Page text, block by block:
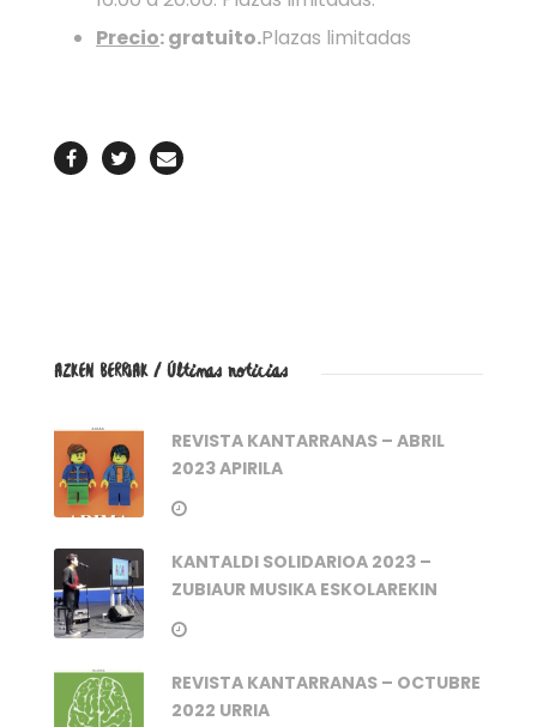
Precio: gratuito.Plazas limitadas
AZKEN BERRIAK / Últimas noticias
REVISTA KANTARRANAS – ABRIL
2023 APIRILA
KANTALDI SOLIDARIOA 2023 –
ZUBIAUR MUSIKA ESKOLAREKIN
REVISTA KANTARRANAS – OCTUBRE
2022 URRIA